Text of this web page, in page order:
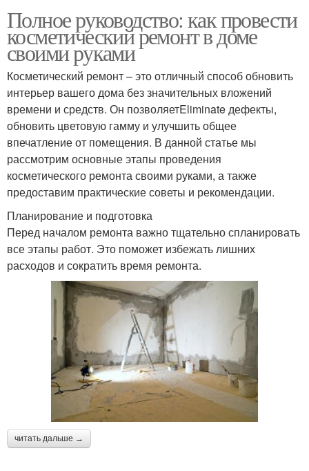
Полное руководство: как провести
косметический ремонт в доме
своими руками
Косметический ремонт – это отличный способ обновить
интерьер вашего дома без значительных вложений
времени и средств. Он позволяетEliminate дефекты,
обновить цветовую гамму и улучшить общее
впечатление от помещения. В данной статье мы
рассмотрим основные этапы проведения
косметического ремонта своими руками, а также
предоставим практические советы и рекомендации.
Планирование и подготовка
Перед началом ремонта важно тщательно спланировать
все этапы работ. Это поможет избежать лишних
расходов и сократить время ремонта.
читать дальше →